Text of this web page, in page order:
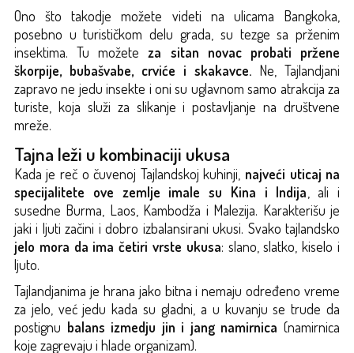
Ono što takodje možete videti na ulicama Bangkoka,
posebno u turističkom delu grada, su tezge sa prženim
insektima. Tu možeteza sitan novac probati pržene
škorpije, bubašvabe, crviće i skakavce. Ne, Tajlandjani
zapravo ne jedu insekte i oni su uglavnom samo atrakcija za
turiste, koja služi za slikanje i postavljanje na društvene
mreže.
Tajna leži u kombinaciji ukusa
Kada je reč o čuvenoj Tajlandskoj kuhinji, najveći uticaj na
specijalitete ove zemlje imale su Kina i Indija , ali i
susedne Burma, Laos, Kambodža i Malezija. Karakterišu je
jaki i ljuti začini i dobro izbalansirani ukusi. Svako tajlandsko
jelo mora da ima četiri vrste ukusa: slano, slatko, kiselo i
ljuto.
Tajlandjanima je hrana jako bitna i nemaju određeno vreme
za jelo, već jedu kada su gladni, a u kuvanju se trude da
postignu balans izmedju jin i jang namirnica (namirnica
koje zagrevaju i hlade organizam).